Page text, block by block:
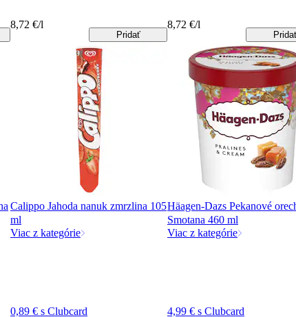
8,72 €/l
Pridať
8,72 €/l
Calippo Jahoda nanuk zmrzlina 105
ml
Viac z kategórie
0,89 € s Clubcard
Häagen-Dazs Pekanové
Smotana 460 ml
Viac z kategórie
4,99 € s Clubcard